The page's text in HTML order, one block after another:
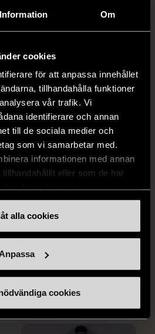
Information Om
cookies
för att anpassa innehållet
tillhandahålla funktioner
vår trafik. Vi
identifierare och annan
till de sociala medier och
som vi samarbetar med.
informationen med annan
eller som de har
alla cookies
cookies
BOSS
279 kr
HILDITCH & KEY
Hilditch & Key linneskjorta
399 kr